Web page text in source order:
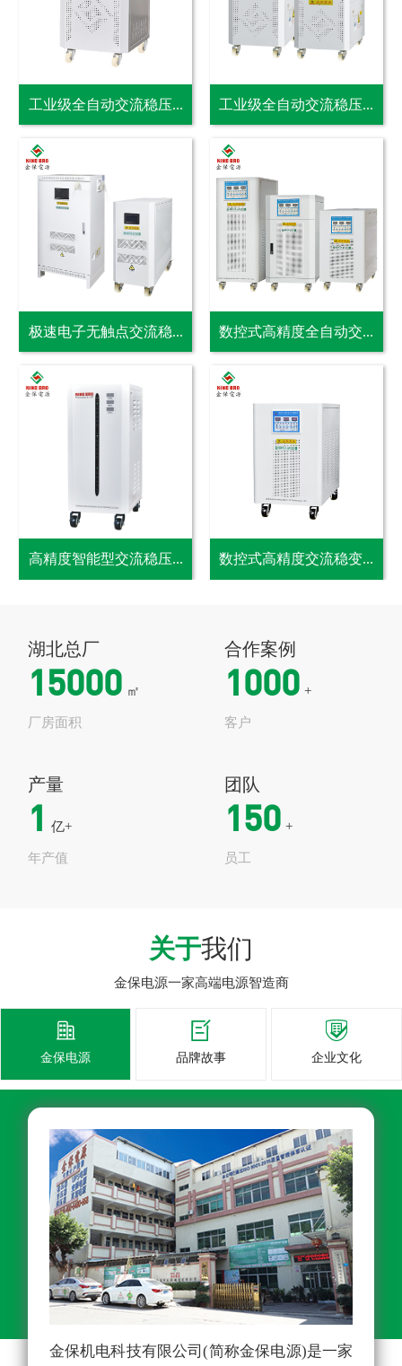
工业级全自动交流稳压... 工业级全自动交流稳压...
极速电子无触点交流稳... 数控式高精度全自动交...
高精度智能型交流稳压... 数控式高精度交流稳变...
湖北总厂
15000 ㎡
厂房面积
合作案例
1000 +
客户
产量
1 亿+
年产值
团队
150 +
员工
关于我们
金保电源一家高端电源智造商

金保电源

品牌故事

企业文化
金保机电科技有限公司(简称金保电源)是一家